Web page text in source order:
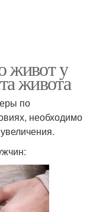
живот у
живота
по
необходимо